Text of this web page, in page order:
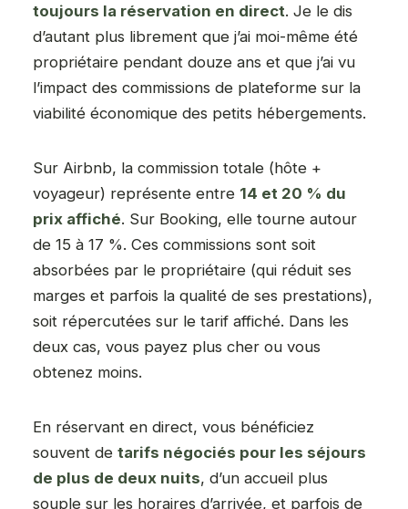
toujours la réservation en direct. Je le dis
d’autant plus librement que j’ai moi-même été
propriétaire pendant douze ans et que j’ai vu
l’impact des commissions de plateforme sur la
viabilité économique des petits hébergements.
Sur Airbnb, la commission totale (hôte +
voyageur) représente entre 14 et 20 % du
prix affiché. Sur Booking, elle tourne autour
de 15 à 17 %. Ces commissions sont soit
absorbées par le propriétaire (qui réduit ses
marges et parfois la qualité de ses prestations),
soit répercutées sur le tarif affiché. Dans les
deux cas, vous payez plus cher ou vous
obtenez moins.
En réservant en direct, vous bénéficiez
souvent de tarifs négociés pour les séjours
de plus de deux nuits, d’un accueil plus
souple sur les horaires d’arrivée, et parfois de